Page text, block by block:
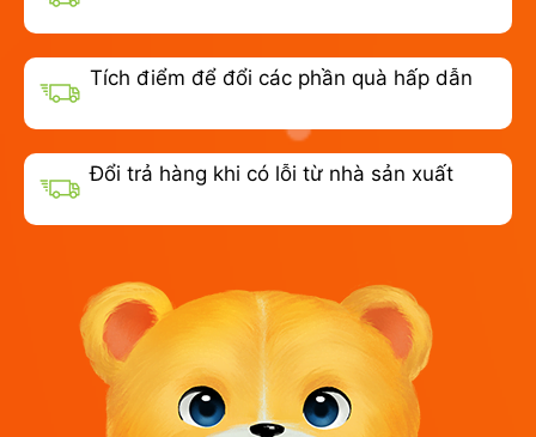
Tích điểm để đổi các phần quà hấp dẫn
Đổi trả hàng khi có lỗi từ nhà sản xuất